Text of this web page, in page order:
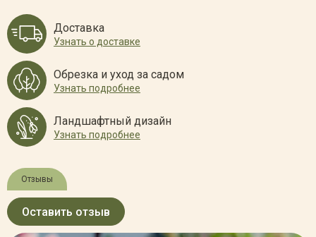
Доставка
Узнать о доставке
Обрезка и уход за садом
Узнать подробнее
Ландшафтный дизайн
Узнать подробнее
Отзывы
Оставить отзыв